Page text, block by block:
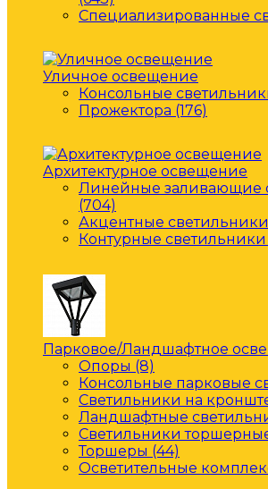
Специализированные
Уличное освещение
Консольные
Прожектора (176)
Архитектурное освещение
Линейные заливающие
(704)
Акцентные
Контурные светильники
Парковое/Ландшафтное
Опоры (8)
Консольные парковые
Светильники на
Ландшафтные
Светильники
Торшеры (44)
Осветительные